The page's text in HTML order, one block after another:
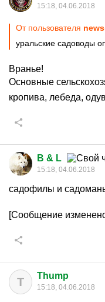
15:18, 04.06.2018
От пользователя
уральские садоводы
Вранье!
Основные
кропива, лебеда,
B & L
15:18, 04.06.2018
садофилы и
[Сообщение
T Thump
15:18, 04.06.2018